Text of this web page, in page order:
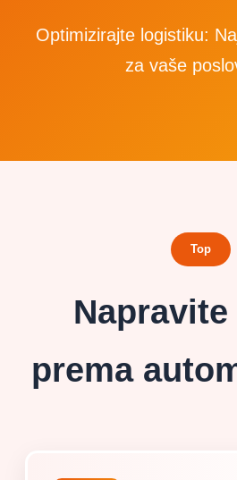
Optimizirajte logistiku:
za vaše
Top
prema